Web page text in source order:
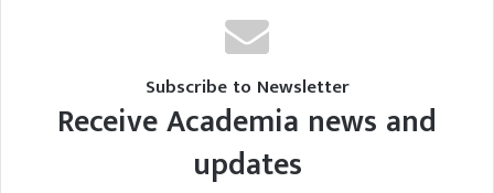
Subscribe to Newsletter
Receive Academia news and
updates